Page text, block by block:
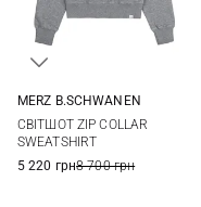
MERZ B.SCHWANEN
СВІТШОТ ZIP COLLAR
SWEATSHIRT
5 220 грн8 700 грн